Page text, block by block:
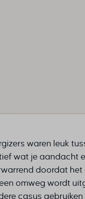
waren leuk
wat je aandacht
doordat
een omweg wordt
casus